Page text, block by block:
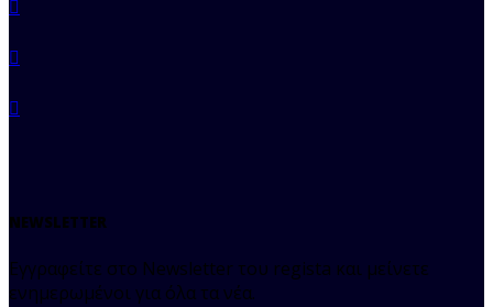
NEWSLETTER
Εγγραφείτε στο Newsletter του regista και μείνετε
ενημερωμένοι για όλα τα νέα.